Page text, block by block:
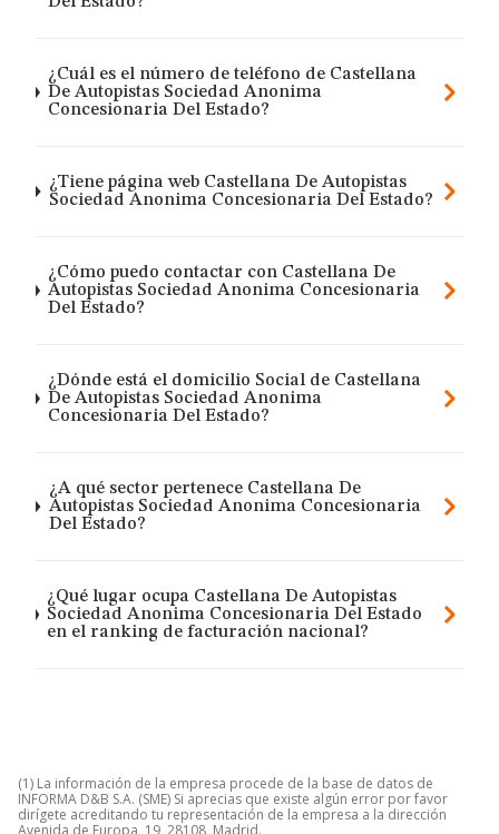
¿Cuál es el número de teléfono de Castellana
De Autopistas Sociedad Anonima
Concesionaria Del Estado?
¿Tiene página web Castellana De Autopistas
Sociedad Anonima Concesionaria Del Estado?
¿Cómo puedo contactar con Castellana De
Autopistas Sociedad Anonima Concesionaria
Del Estado?
¿Dónde está el domicilio Social de Castellana
De Autopistas Sociedad Anonima
Concesionaria Del Estado?
¿A qué sector pertenece Castellana De
Autopistas Sociedad Anonima Concesionaria
Del Estado?
¿Qué lugar ocupa Castellana De Autopistas
Sociedad Anonima Concesionaria Del Estado
en el ranking de facturación nacional?
(1) La información de la empresa procede de la base de datos de
INFORMA D&B S.A. (SME) Si aprecias que existe algún error por favor
dirígete acreditando tu representación de la empresa a la dirección
Avenida de Europa, 19, 28108, Madrid.